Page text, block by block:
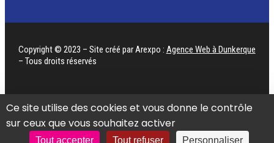
Copyright © 2023 – Site créé par Arexpo : Agence Web à Dunkerque
– Tous droits réservés
CGV|Mentions légales |Données personnelles|
Gestion des cookies
Ce site utilise des cookies et vous donne le contrôle
sur ceux que vous souhaitez activer
Tout accepter Tout refuser Personnaliser